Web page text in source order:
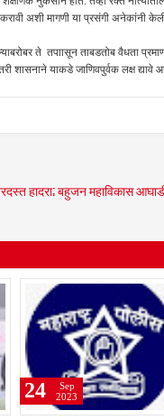
करावी अशी मागणी या प्रसंगी अनेकांनी
ते तपाासून ताबडतोब वैधता
तरी शासनाने याकडे जाणिवपुर्वक लक्ष
हादरा; बहुजन महाविकास
21
Sep
2023